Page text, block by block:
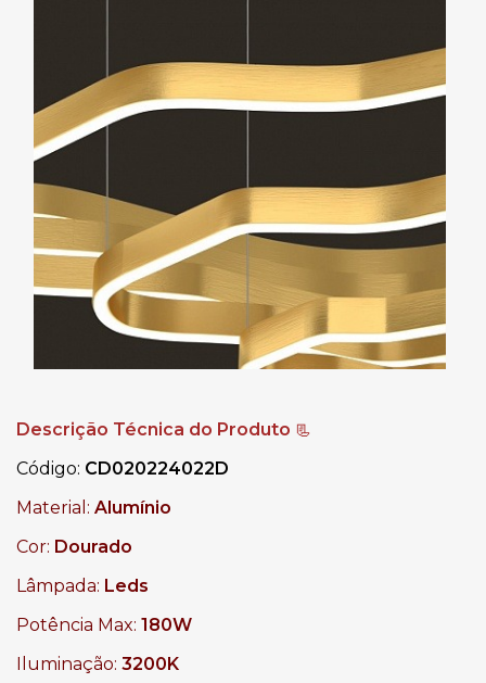
Descrição Técnica do Produto 📃
Código: CD020224022D
Material: Alumínio
Cor: Dourado
Lâmpada: Leds
Potência Max: 180W
Iluminação: 3200K